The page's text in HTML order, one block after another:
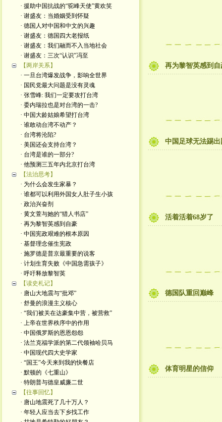
· 援助中国抗战的“驼峰天使”黄欢笑
· 谢盛友：当婚姻受到怀疑
· 德国人对中国和中文的兴趣
· 谢盛友：德国四大老报纸
· 谢盛友：我们融而不入当地社会
· 谢盛友：三次“认识”冯至
【两岸关系】
· 一旦台湾爆发战争，影响全世界
· 国民党最大问题是没有灵魂
· 张雪峰: 我们一定要攻打台湾
· 委内瑞拉也是对台湾的一击?
· 中国大龄姑娘希望打台湾
· 谁敢动台湾不动产？
· 台湾将沦陷?
· 美国还会支持台湾？
· 台湾是谁的一部分?
· 他预测三五年内北京打台湾
【法治思考】
· 为什么会发生家暴？
· 谁都可以利用外国女人肚子生小孩
· 政治兴奋剂
· 黄文萱与她的“猎人书店”
· 再为黎智英感到自豪
· 中国宪政艰难的根本原因
· 基督理念催生宪政
· 施罗德是普京最重要的说客
· 计划生育失败《中国急需孩子》
· 呼吁释放黎智英
【读史札记】
· 唐山大地震与“批邓”
· 舒曼的浪漫主义核心
· “我们被关在达豪集中营，被营救”
· 上帝在世界秩序中的作用
· 中国俄罗斯的恩恩怨怨
· 法兰克福学派的第二代领袖哈贝马
· 中国现代四大史学家
· “国王”今天来到我的快餐店
· 默顿的《七重山》
· 特朗普与德皇威廉二世
【往事回忆】
· 唐山地震死了几十万人？
· 年轻人应当去下乡找工作
再为黎智英感到自
中国足球无法踢出
活着活着68岁了
德国队重回巅峰
体育明星的信仰